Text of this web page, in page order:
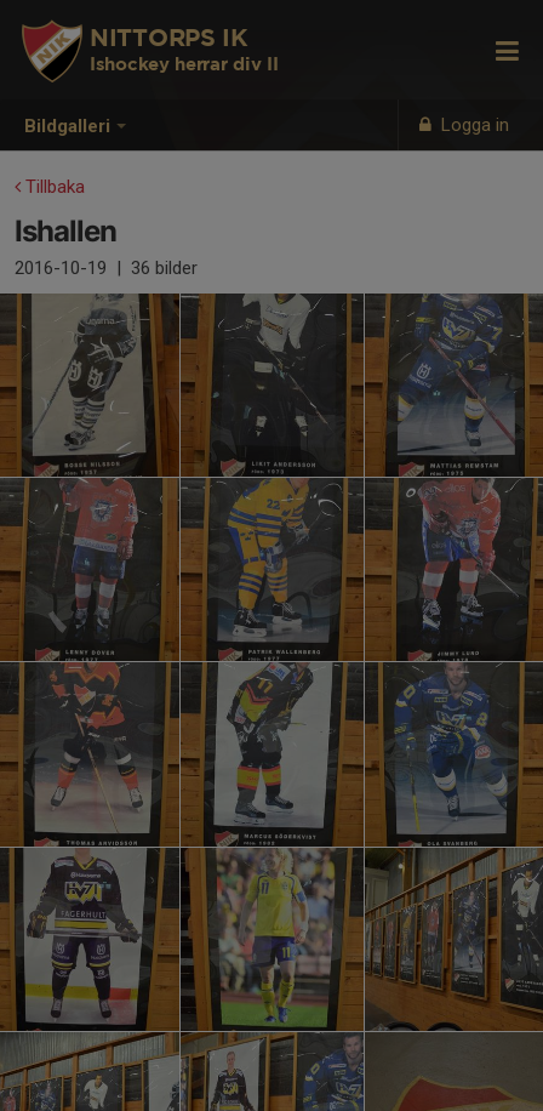
Bildgalleri Logga in
NITTORPS IK
Ishockey herrar div II
Tillbaka
Ishallen
2016-10-19 | 36 bilder